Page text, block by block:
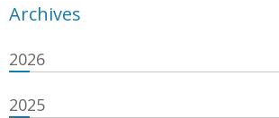
Archives
2026
2025